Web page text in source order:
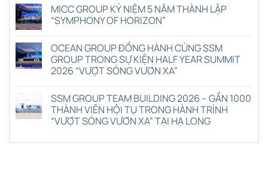
HÀNH
CÙNG
HATECO
CHƯƠNG
TRÌNH
DU
LỊCH
HÈ
MIỀN
DI
SẢN
–
TINH
bình
luận
SUMMIT
2026
–
DẤU
TRỌNG
CỦA
HỆ
SINH
THÁI
SẢN
MICC GROUP KỶ NIỆM 5 NĂM THÀNH LẬP
“SYMPHONY OF HORIZON”
bình
luận
ở
MICC
NIỆM
5
NĂM
THÀNH
LẬP
OF
OCEAN GROUP ĐỒNG HÀNH CÙNG SSM
GROUP TRONG SỰ KIỆN HALF YEAR SUMMIT
2026 “VƯỢT SÓNG VƯƠN XA”
bình
luận
ở
OCEAN
GROUP
HÀNH
SSM GROUP TEAM BUILDING 2026 – GẦN 1000
THÀNH VIÊN HỘI TỤ TRONG HÀNH TRÌNH
“VƯỢT SÓNG VƯƠN XA” TẠI HẠ LONG
có